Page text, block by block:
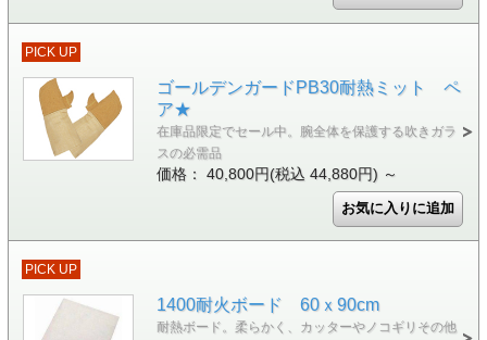
PICK UP
ゴールデンガードPB30耐熱ミット ペ
ア★
在庫品限定でセール中。腕全体を保護する吹きガラ
スの必需品
価格： 40,800円(税込 44,880円) ～
PICK UP
1400耐火ボード 60ｘ90cm
耐熱ボード。柔らかく、カッターやノコギリその他